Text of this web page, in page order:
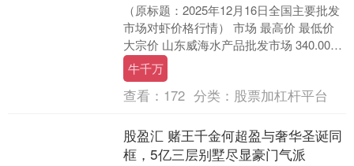
（原标题：2025年12月16日全国主要批发
市场对虾价格行情） 市场 最高价 最低价
大宗价 山东威海水产品批发市场 340.00
260.00 320.00 ....
牛千万
查看： 172 分类： 股票加杠杆平台
股盈汇 赌王千金何超盈与奢华圣诞同
框，5亿三层别墅尽显豪门气派